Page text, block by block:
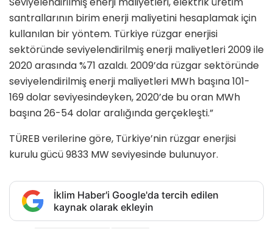
santrallarının birim enerji maliyetini hesaplamak için
kullanılan bir yöntem. Türkiye rüzgar enerjisi
sektöründe seviyelendirilmiş enerji maliyetleri 2009 ile
2020 arasında %71 azaldı. 2009’da rüzgar sektöründe
seviyelendirilmiş enerji maliyetleri MWh başına 101-
169 dolar seviyesindeyken, 2020’de bu oran MWh
başına 26-54 dolar aralığında gerçekleşti.”
TÜREB verilerine göre, Türkiye’nin rüzgar enerjisi
kurulu gücü 9833 MW seviyesinde bulunuyor.
İklim Haber'i Google'da tercih edilen
kaynak olarak ekleyin